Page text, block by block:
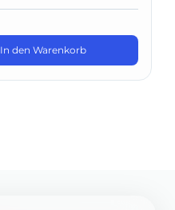
In den Warenkorb